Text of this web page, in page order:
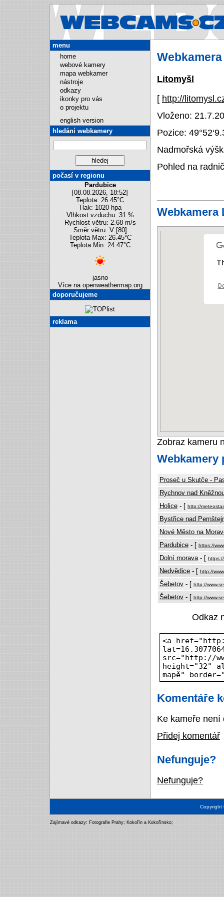
Litomyšl
[ http://
Vloženo:
Pozice:
Nadmořská
Pohled na
Webkamera
Zobraz kameru
Webkamery
Proseč u Skutče -
Rychnov nad
Holice - [ http://
Bystřice nad
Nové Město na
Pardubice - [ https://
Dolní morava - [
Nedvědice - [ http://
Šebetov - [ http://
Šebetov - [ http://
Odkaz
<a href="http://
src="http://
height="32"
mapě"
Komentáře
Ke kameře není
Přidej komentář
Nefunguje?
Nefunguje?
menu
home
webové kamery
mapa webkamer
nástroje
odkazy
ikonky pro vás
o projektu
english version
hledání webkamery
počasí v regionu
Pardubice
[08.08.2026, 18:52]
Teplota: 26.45°C
Tlak: 1020 hpa
Vlhkost vzduchu: 31 %
Rychlost větru: 2.68 m/s
Směr větru: V [80]
Teplota Max: 26.45°C
Teplota Min: 24.47°C
jasno
Více na openweathermap.org
doporučujeme
reklama
Zajímavé odkazy: Fotografie Prahy; Kokořín a Kokořínsko;